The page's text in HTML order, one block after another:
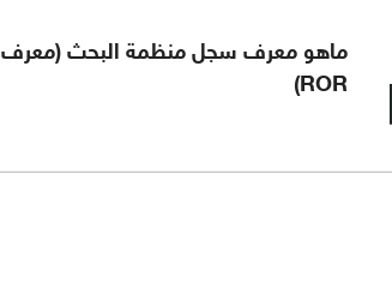
ماهو معرف سجل منظمة البحث (معرف
ROR)